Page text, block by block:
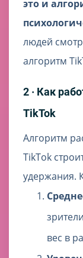
это и
людей
алгоритм
2 · Как
TikTok
Алгоритм
TikTok
удержания.
вес в